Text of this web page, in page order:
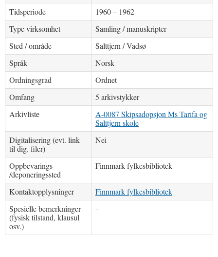
Tidsperiode
1960 – 1962
Type virksomhet
Samling / manuskripter
Sted / område
Salttjern / Vadsø
Språk
Norsk
Ordningsgrad
Ordnet
Omfang
5 arkivstykker
Arkivliste
A-0087 Skipsadopsjon Ms Tarifa og
Salttjern skole
Digitalisering (evt. link
til dig. filer)
Nei
Oppbevarings-
/deponeringssted
Finnmark fylkesbibliotek
Kontaktopplysninger
Finnmark fylkesbibliotek
Spesielle bemerkninger
(fysisk tilstand, klausul
osv.)
–